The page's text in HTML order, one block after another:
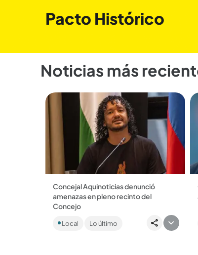
Pacto Histórico
Noticias más
Concejal Aquinoticias denunció
amenazas en pleno recinto del
Concejo
El lider del Pacto Histórico reveló un
video en el que se ve a un sujeto, que
ya habría amenazado a otros políticos,
Local Lo último